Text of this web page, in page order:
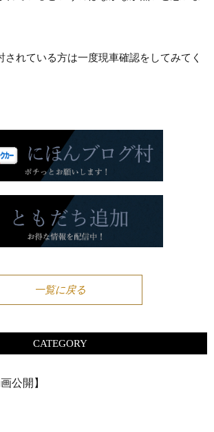
されている方は一度現車確認をしてみてく
一覧に戻る
CATEGORY
公開】